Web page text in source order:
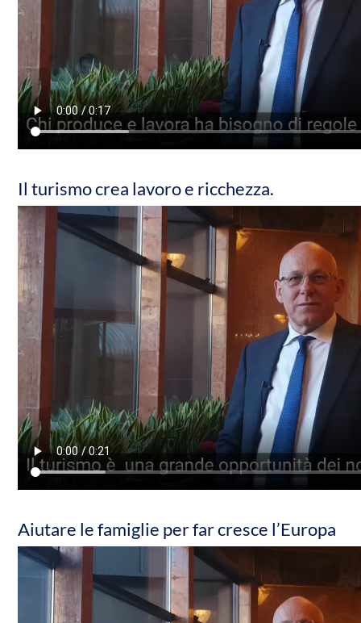
Il turismo crea lavoro e ricchezza.
Aiutare le famiglie per far cresce l’Europa